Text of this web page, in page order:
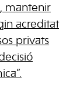
mantenir
acreditat
privats